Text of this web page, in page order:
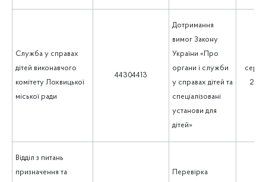
Служба у справах
дітей виконавчого
комітету Лохвицької
міської ради
44304413
Дотримання
вимог Закону
України «Про
органи і служби
у справах дітей та
спеціалізовані
установи для
дітей»
Відділ з питань
призначення та
Перевірка